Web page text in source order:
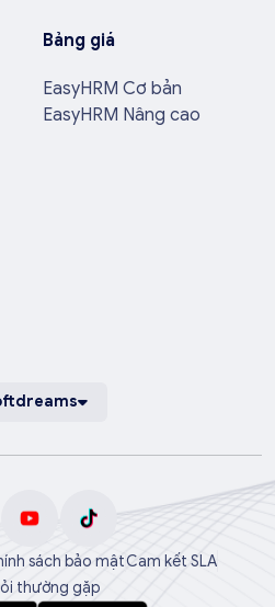
Bảng giá
EasyHRM Cơ bản
EasyHRM Nâng cao
sách bảo mậtCam kết SLA
thường gặp